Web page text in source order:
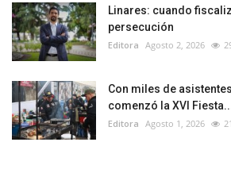
Linares: cuando
persecución
Editora Agosto 2, 2026
Con miles de
comenzó la XVI
Editora Agosto 1, 2026